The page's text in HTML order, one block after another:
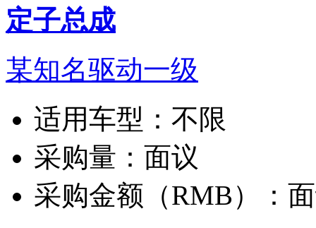
定子总成
某知名驱动一级
适用车型： 不限
采购量： 面议
采购金额（RMB）：